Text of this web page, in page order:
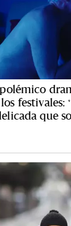
polémico
festivales:
que